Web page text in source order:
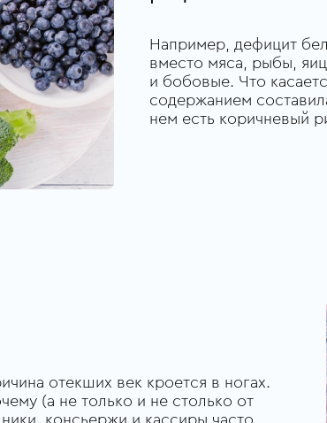
Например, дефицит
вместо мяса, рыбы,
и бобовые. Что
содержанием
нем есть коричневый
отекших век кроется в ногах.
(а не только и не столько от
консьержи и кассиры часто